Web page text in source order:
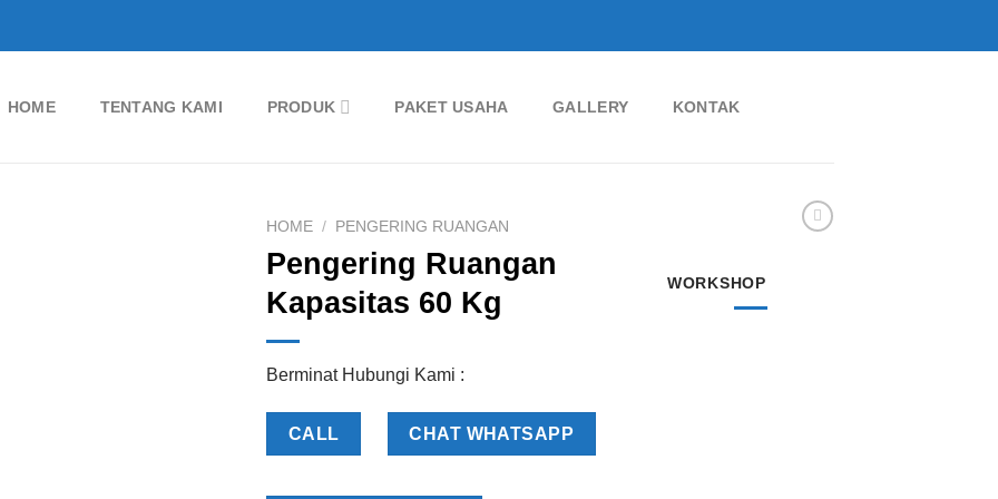
HOME TENTANG KAMI PRODUK PAKET USAHA GALLERY KONTAK
HOME / PENGERING RUANGAN
Pengering Ruangan
Kapasitas 60 Kg
Berminat Hubungi Kami :
CALL CHAT WHATSAPP
WORKSHOP